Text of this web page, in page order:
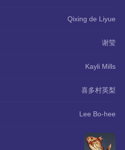
Qixing de Liyue
谢莹
Kayli Mills
喜多村英梨
Lee Bo-hee